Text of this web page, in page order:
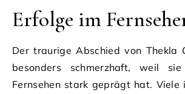
Erfolge im
Der traurige Abschied von Thekla
besonders schmerzhaft, weil
Fernsehen stark geprägt hat. Viele